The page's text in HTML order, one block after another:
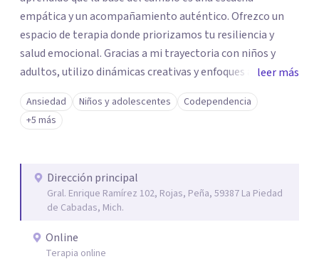
empática y un acompañamiento auténtico. ​Ofrezco un
espacio de terapia donde priorizamos tu resiliencia y
salud emocional. Gracias a mi trayectoria con niños y
adultos, utilizo dinámicas creativas y enfoques adaptados
a tus necesidades específicas. Estoy aquí para escucharte
y brindarte las herramientas necesarias para fortalecer
tu paz mental.
leer más
Ansiedad Niños y adolescentes
Codependencia
+5 más
Dirección principal
Gral. Enrique Ramírez 102, Rojas, Peña, 59387 La Piedad
de Cabadas, Mich.
Online
Terapia online